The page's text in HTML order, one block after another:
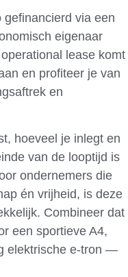
via een
eigenaar
lease komt
en profiteer je van
en
hoeveel je inlegt en
van de looptijd is
ondernemers die
én vrijheid, is deze
Combineer dat
een sportieve A4,
elektrische e-tron —